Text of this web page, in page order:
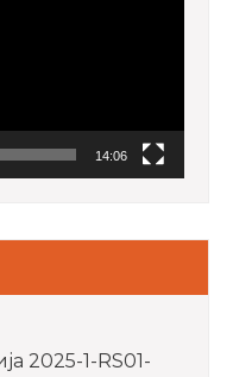
14:06
2025-1-RS01-